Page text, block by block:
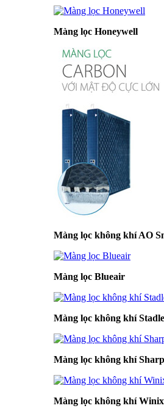
Màng lọc Honeywell
Màng lọc không khí AO
Màng lọc Blueair
Màng lọc không khí
Màng lọc không khí Sharp
Màng lọc không khí Winix